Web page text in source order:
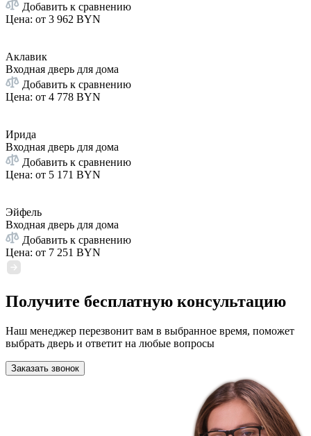
Добавить к сравнению
Цена: от 3 962 BYN
Аклавик
Входная дверь для дома
Добавить к сравнению
Цена: от 4 778 BYN
Ирида
Входная дверь для дома
Добавить к сравнению
Цена: от 5 171 BYN
Эйфель
Входная дверь для дома
Добавить к сравнению
Цена: от 7 251 BYN
Получите бесплатную консультацию
Наш менеджер перезвонит вам в выбранное время, поможет
выбрать дверь и ответит на любые вопросы
Заказать звонок